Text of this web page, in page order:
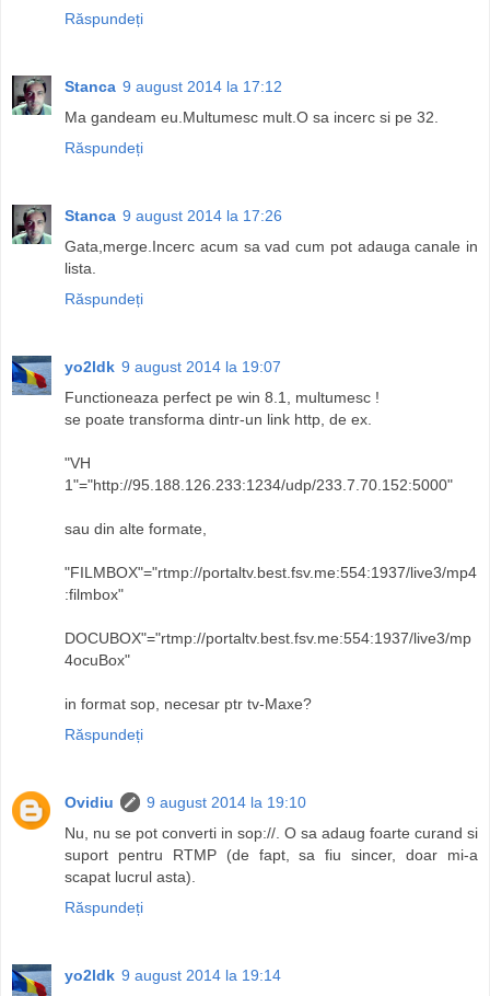
Răspundeți
Stanca 9 august 2014 la 17:12
Ma gandeam eu.Multumesc mult.O sa incerc si pe 32.
Răspundeți
Stanca 9 august 2014 la 17:26
Gata,merge.Incerc acum sa vad cum pot adauga canale in
lista.
Răspundeți
yo2ldk 9 august 2014 la 19:07
Functioneaza perfect pe win 8.1, multumesc !
se poate transforma dintr-un link http, de ex.
"VH
1"="http://95.188.126.233:1234/udp/233.7.70.152:5000"
sau din alte formate,
"FILMBOX"="rtmp://portaltv.best.fsv.me:554:1937/live3/mp4
:filmbox"
DOCUBOX"="rtmp://portaltv.best.fsv.me:554:1937/live3/mp
4ocuBox"
in format sop, necesar ptr tv-Maxe?
Răspundeți
Ovidiu
9 august 2014 la 19:10
Nu, nu se pot converti in sop://. O sa adaug foarte curand si
suport pentru RTMP (de fapt, sa fiu sincer, doar mi-a
scapat lucrul asta).
Răspundeți
yo2ldk 9 august 2014 la 19:14